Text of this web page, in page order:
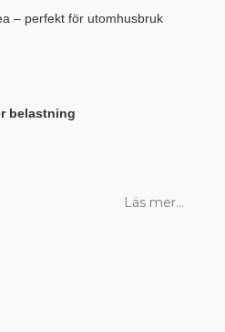
– perfekt för utomhusbruk
belastning
Läs mer...